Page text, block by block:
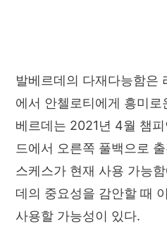
발베르데의 다재다능함은
에서 안첼로티에게 흥미
베르데는 2021년 4월 챔
드에서 오른쪽 풀백으로
스케스가 현재 사용 가능
데의 중요성을 감안할 때
사용할 가능성이 있다.